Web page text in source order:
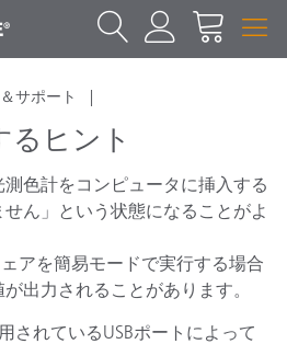
サポート
るヒント
色計をコンピュータに挿入する
ん」という状態になることがよ
アを簡易モードで実行する場合
出力されることがあります。
されているUSBポートによって